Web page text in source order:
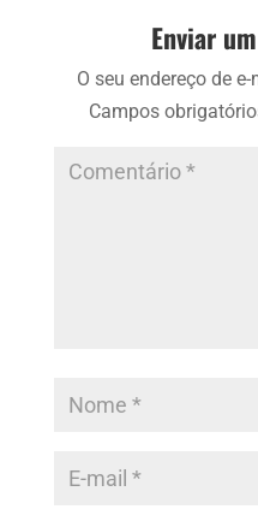
Enviar
O seu endereço de
Campos